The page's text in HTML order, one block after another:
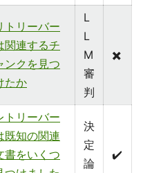
トリーバー
関連するチ
ンクを見つ
たか
L
L
M
審
判
✖️
トリーバー
既知の関連
書をいくつ
決
定
論
✔️